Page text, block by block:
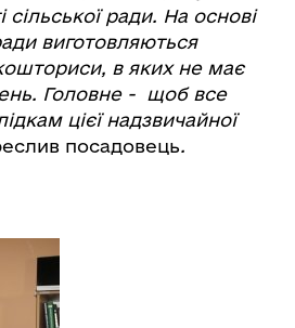
сільської ради. На основі
виготовляються
в яких не має
Головне - щоб все
цієї надзвичайної
посадовець.